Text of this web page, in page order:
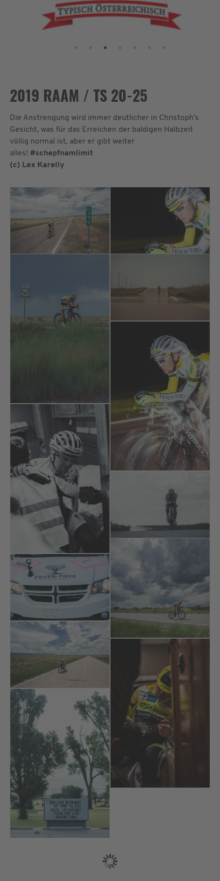
2019 RAAM / TS 20-25
Die Anstrengung wird immer deutlicher in Christoph's
Gesicht, was für das Erreichen der baldigen Halbzeit
völlig normal ist, aber er gibt weiter
alles! #schepfnamlimit
(c) Lex Karelly